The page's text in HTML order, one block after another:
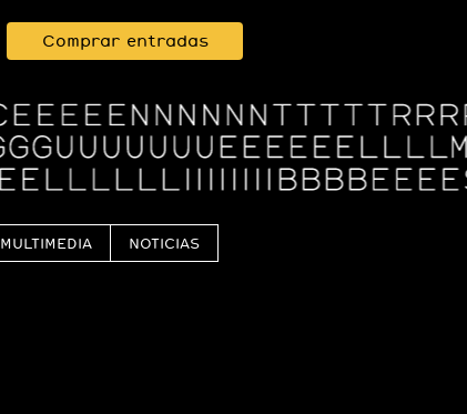
Comprar entradas
MULTIMEDIA NOTICIAS